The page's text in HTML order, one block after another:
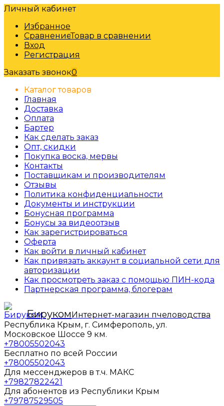
Личный кабинет
Избранное
СравнениеТовар в сравнении
Вход
Регистрация
Заказать звонок0
Каталог товаров
Главная
Доставка
Оплата
Бартер
Как сделать заказ
Опт, скидки
Покупка воска, мервы
Контакты
Поставщикам и производителям
Отзывы
Политика конфиденциальности
Документы и инструкции
Бонусная программа
Бонусы за видеоотзыв
Как зарегистрироваться
Оферта
Как войти в личный кабинет
Как привязать аккаунт в социальной сети для
авторизации
Как просмотреть заказ с помощью ПИН-кода
Партнерская программа, блогерам
БирукомИнтернет-магазин пчеловодства
Республика Крым, г. Симферополь, ул.
Московское Шоссе 9 км.
+78005502043
Бесплатно по всей России
+78005502043
Для мессенджеров в т.ч. МАКС
+79827822421
Для абонентов из Республики Крым
+79787529505